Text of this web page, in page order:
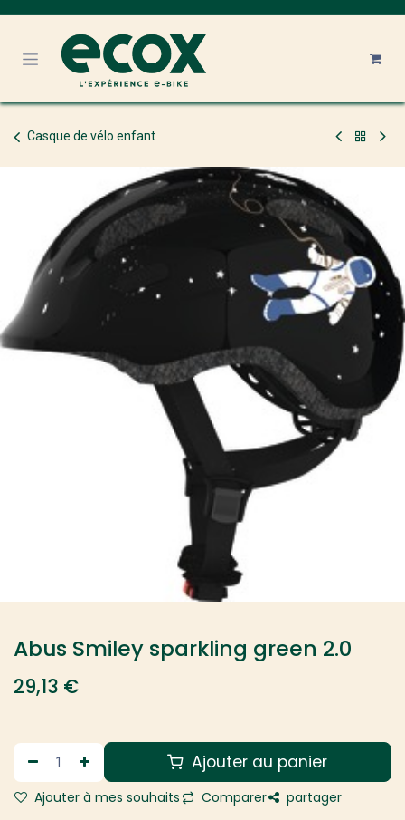
Casque de vélo enfant
Abus Smiley sparkling green 2.0
29,13 €
Ajouter au panier
Ajouter à mes souhaits Comparer partager